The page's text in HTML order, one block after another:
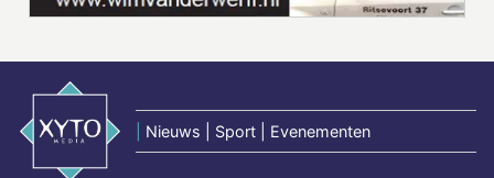
Nieuws | Sport | Evenementen